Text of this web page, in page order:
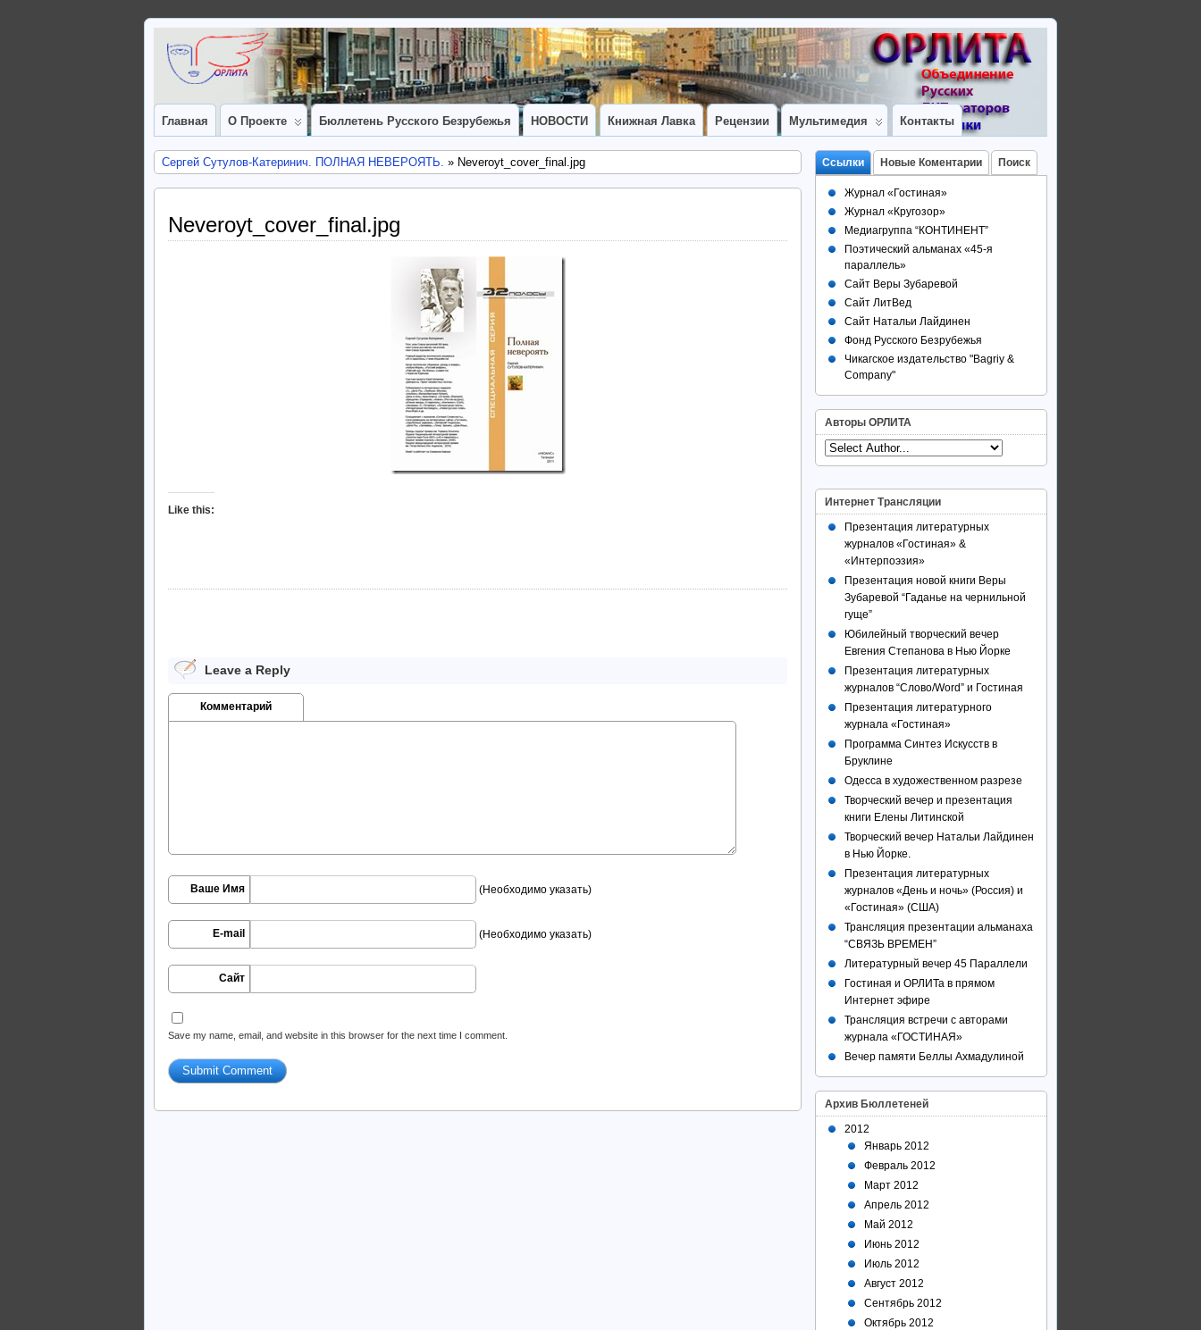
Главная О Проекте Бюллетень Русского Безрубежья НОВОСТИ Книжная Лавка Рецензии Мультимедия Контакты
Сергей Сутулов-Катеринич. ПОЛНАЯ НЕВЕРОЯТЬ. » Neveroyt_cover_final.jpg
Neveroyt_cover_final.jpg
Like this:
Leave a Reply
Комментарий
Ваше Имя (Необходимо указать)
E-mail (Необходимо указать)
Сайт
Save my name, email, and website in this browser for the next time I comment.
Ссылки Новые Коментарии Поиск
Журнал «Гостиная»
Журнал «Кругозор»
Медиагруппа “КОНТИНЕНТ”
Поэтический альманах «45-я
параллель»
Сайт Веры Зубаревой
Сайт ЛитВед
Сайт Натальи Лайдинен
Фонд Русского Безрубежья
Чикагское издательство "Bagriy &
Company"
Авторы ОРЛИТА
Интернет Трансляции
Презентация литературных
журналов «Гостиная» &
«Интерпоэзия»
Презентация новой книги Веры
Зубаревой “Гаданье на чернильной
гуще”
Юбилейный творческий вечер
Евгения Степанова в Нью Йорке
Презентация литературных
журналов “Слово/Word” и Гостиная
Презентация литературного
журнала «Гостиная»
Программа Синтез Искусств в
Бруклине
Одесса в художественном разрезе
Творческий вечер и презентация
книги Елены Литинской
Творческий вечер Натальи Лайдинен
в Нью Йорке.
Презентация литературных
журналов «День и ночь» (Россия) и
«Гостиная» (США)
Трансляция презентации альманаха
“СВЯЗЬ ВРЕМЕН”
Литературный вечер 45 Параллели
Гостиная и ОРЛИТа в прямом
Интернет эфире
Трансляция встречи с авторами
журнала «ГОСТИНАЯ»
Вечер памяти Беллы Ахмадулиной
Архив Бюллетеней
2012
Январь 2012
Февраль 2012
Март 2012
Апрель 2012
Май 2012
Июнь 2012
Июль 2012
Август 2012
Сентябрь 2012
Октябрь 2012